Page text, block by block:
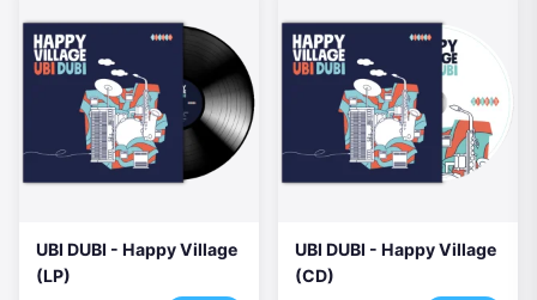
UBI DUBI - Happy Village
(LP)
UBI DUBI - Happy Village
(CD)